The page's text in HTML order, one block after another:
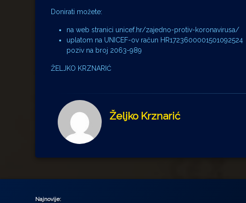
Donirati možete:
na web stranici unicef.hr/zajedno-protiv-koronavirusa/
uplatom na UNICEF-ov račun HR1723600001501092524
poziv na broj 2063-989
ŽELJKO KRZNARIĆ
Željko Krznarić
Najnovije: